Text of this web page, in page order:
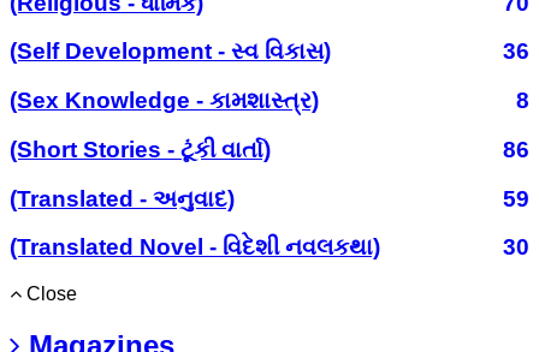
(Self Development - સ્વ વિકાસ)
36
(Sex Knowledge - કામશાસ્ત્ર)
8
(Short Stories - ટૂંકી વાર્તા)
86
(Translated - અનુવાદ)
59
(Translated Novel - વિદેશી નવલકથા)
30
Close
Magazines